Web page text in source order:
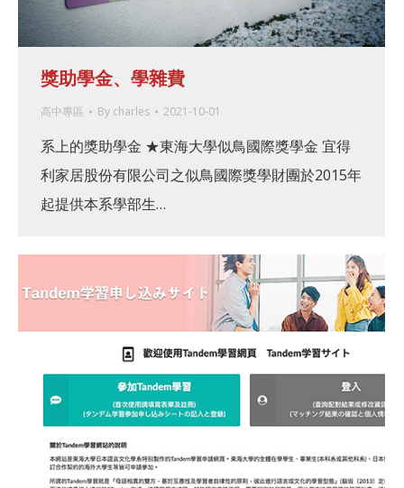
獎助學金、學雜費
高中專區 By charles 2021-10-01
系上的獎助學金 ★東海大學似鳥國際獎學金 宜得
利家居股份有限公司之似鳥國際獎學財團於2015年
起提供本系學部生…